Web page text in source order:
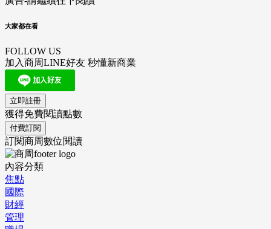
大家都在看
FOLLOW US
加入商周LINE好友 秒懂新商業
立即註冊
獲得免費閱讀點數
付費訂閱
訂閱商周數位閱讀
內容分類
焦點
國際
財經
管理